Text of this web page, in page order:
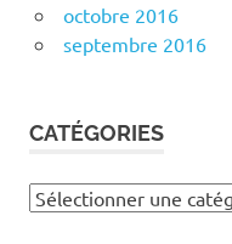
octobre 2016
septembre 2016
CATÉGORIES
Catégories